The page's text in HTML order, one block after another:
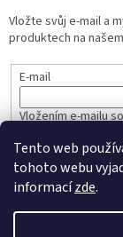
Tento web
tohoto webu
informacízde.
Vložte svůj e-mail a
produktech na
E-mail
Vložením e-mailu
PŘIHLÁSIT SE